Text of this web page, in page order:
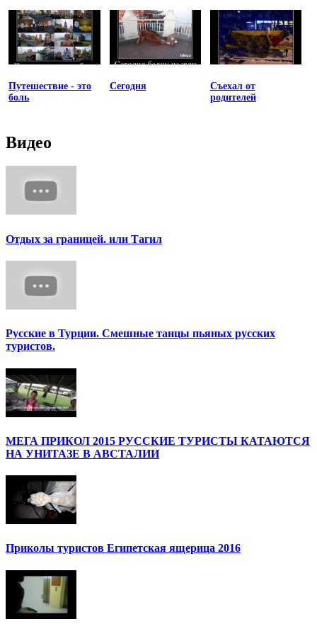
Путешествие - это
боль
Сегодня
Съехал от
родителей
Видео
Отдых за границей. или Тагил
Русские в Турции. Смешные танцы пьяных русских
туристов.
МЕГА ПРИКОЛ 2015 РУССКИЕ ТУРИСТЫ КАТАЮТСЯ
НА УНИТАЗЕ В АВСТАЛИИ
Приколы туристов Египетская ящерица 2016